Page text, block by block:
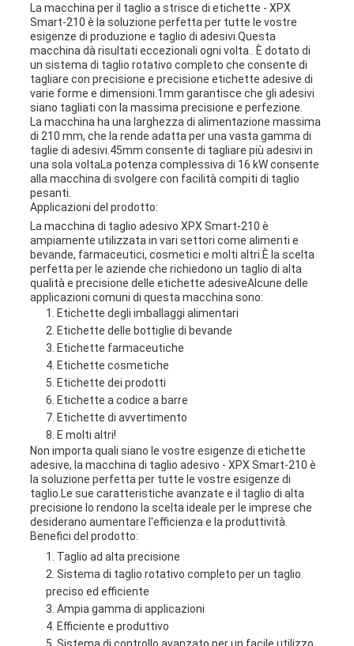
La macchina per il taglio a strisce di etichette - XPX
Smart-210 è la soluzione perfetta per tutte le vostre
esigenze di produzione e taglio di adesivi.Questa
macchina dà risultati eccezionali ogni volta.. È dotato di
un sistema di taglio rotativo completo che consente di
tagliare con precisione e precisione etichette adesive di
varie forme e dimensioni.1mm garantisce che gli adesivi
siano tagliati con la massima precisione e perfezione.
La macchina ha una larghezza di alimentazione massima
di 210 mm, che la rende adatta per una vasta gamma di
taglie di adesivi.45mm consente di tagliare più adesivi in
una sola voltaLa potenza complessiva di 16 kW consente
alla macchina di svolgere con facilità compiti di taglio
pesanti.
Applicazioni del prodotto:
La macchina di taglio adesivo XPX Smart-210 è
ampiamente utilizzata in vari settori come alimenti e
bevande, farmaceutici, cosmetici e molti altri.È la scelta
perfetta per le aziende che richiedono un taglio di alta
qualità e precisione delle etichette adesiveAlcune delle
applicazioni comuni di questa macchina sono:
Etichette degli imballaggi alimentari
Etichette delle bottiglie di bevande
Etichette farmaceutiche
Etichette cosmetiche
Etichette dei prodotti
Etichette a codice a barre
Etichette di avvertimento
E molti altri!
Non importa quali siano le vostre esigenze di etichette
adesive, la macchina di taglio adesivo - XPX Smart-210 è
la soluzione perfetta per tutte le vostre esigenze di
taglio.Le sue caratteristiche avanzate e il taglio di alta
precisione lo rendono la scelta ideale per le imprese che
desiderano aumentare l'efficienza e la produttività.
Benefici del prodotto:
Taglio ad alta precisione
Sistema di taglio rotativo completo per un taglio
preciso ed efficiente
Ampia gamma di applicazioni
Efficiente e produttivo
Sistema di controllo avanzato per un facile utilizzo